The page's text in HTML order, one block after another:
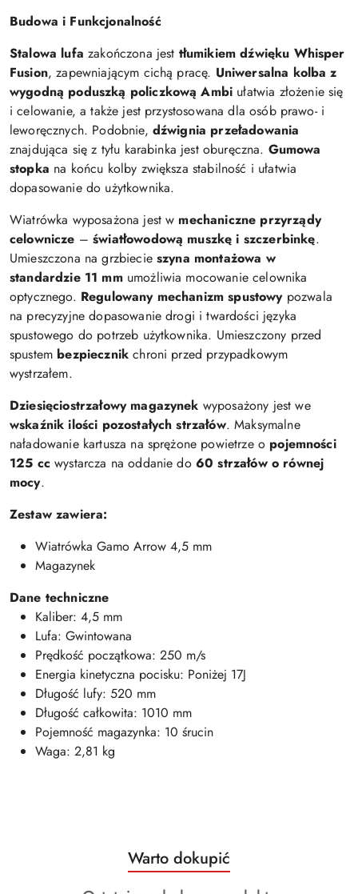
Budowa i Funkcjonalność
Stalowa lufa zakończona jest tłumikiem dźwięku Whisper
Fusion, zapewniającym cichą pracę. Uniwersalna kolba z
wygodną poduszką policzkową Ambi ułatwia złożenie się
i celowanie, a także jest przystosowana dla osób prawo- i
leworęcznych. Podobnie, dźwignia przeładowania
znajdująca się z tyłu karabinka jest oburęczna. Gumowa
stopka na końcu kolby zwiększa stabilność i ułatwia
dopasowanie do użytkownika.
Wiatrówka wyposażona jest w mechaniczne przyrządy
celownicze –światłowodową muszkę i szczerbinkę.
Umieszczona na grzbiecieszyna montażowa w
standardzie 11 mmumożliwia mocowanie celownika
optycznego. Regulowany mechanizm spustowypozwala
na precyzyjne dopasowanie drogi i twardości języka
spustowego do potrzeb użytkownika. Umieszczony przed
spustem bezpiecznik chroni przed przypadkowym
wystrzałem.
Dziesięciostrzałowy magazynek wyposażony jest we
wskaźnik ilości pozostałych strzałów. Maksymalne
naładowanie kartusza na sprężone powietrze o pojemności
125 ccwystarcza na oddanie do 60 strzałów o równej
mocy.
Zestaw zawiera:
Wiatrówka Gamo Arrow 4,5 mm
Magazynek
Dane techniczne
Kaliber: 4,5 mm
Lufa: Gwintowana
Prędkość początkowa: 250 m/s
Energia kinetyczna pocisku: Poniżej 17J
Długość lufy: 520 mm
Długość całkowita: 1010 mm
Pojemność magazynka: 10 śrucin
Waga: 2,81 kg
Pomiń karuzelę produktów
Produkty
o
Warto dokupić